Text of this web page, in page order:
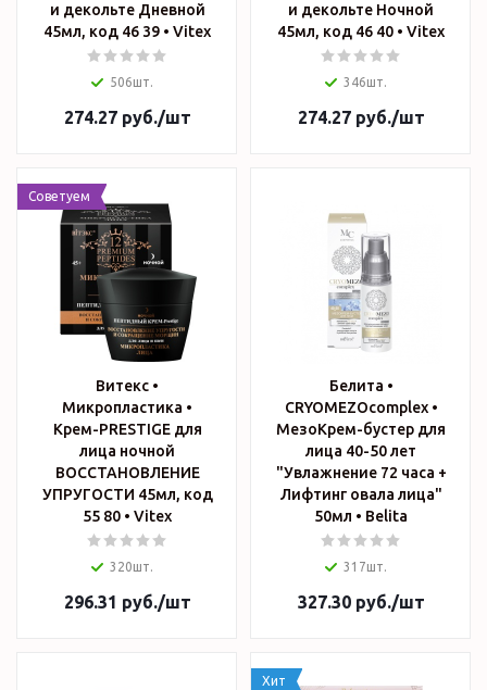
и декольте Дневной
45мл, код 46 39 • Vitex
506шт.
274.27руб./шт
и декольте Ночной
45мл, код 46 40 • Vitex
346шт.
274.27руб./шт
Советуем
Витекс •
Микропластика •
Крем-PRESTIGE для
лица ночной
ВОССТАНОВЛЕНИЕ
УПРУГОСТИ 45мл, код
55 80 • Vitex
320шт.
296.31 руб./шт
Белита •
CRYOMEZOcomplex •
МезоКрем-бустер для
лица 40-50 лет
"Увлажнение 72 часа +
Лифтинг овала лица"
50мл • Belita
317шт.
327.30руб./шт
Хит